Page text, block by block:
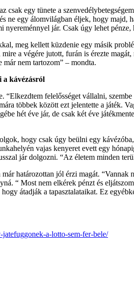
csak egy tünete a
ne egy álomvilágban éljek, hogy
nyereménnyel jár. Csak úgy lehet pénze,
meg kellett küzdenie egy másik
a végére jutott, furán is érezte
nem tartozom” – mondta.
a kávézásról
“Elkezdtem felelősséget vállalni,
többek között ezt jelentette a játék.
hét éve jár, de csak két éve
hogy csak úgy beülni egy
vajas kenyeret evett egy
jár dolgozni. “Az életem minden
határozottan jól érzi magát.
“ Most nem elkérek pénzt és
átadják a tapasztalataikat. Ez
jatefuggonek-a-lotto-sem-fer-bele/